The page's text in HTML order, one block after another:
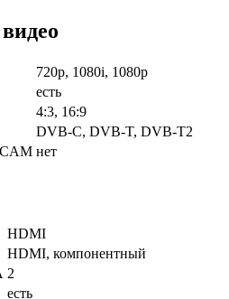
720p, 1080i, 1080p
есть
4:3, 16:9
DVB-C, DVB-T, DVB-T2
нет
HDMI
HDMI, компонентный
2
есть